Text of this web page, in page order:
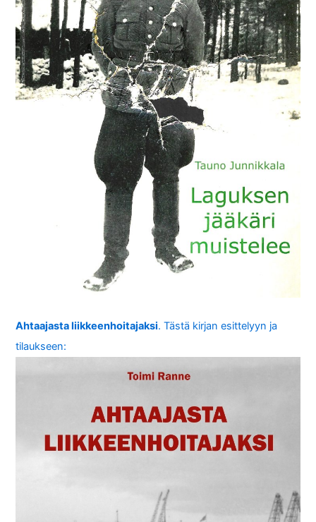
Ahtaajasta liikkeenhoitajaksi. Tästä kirjan esittelyyn ja
tilaukseen: